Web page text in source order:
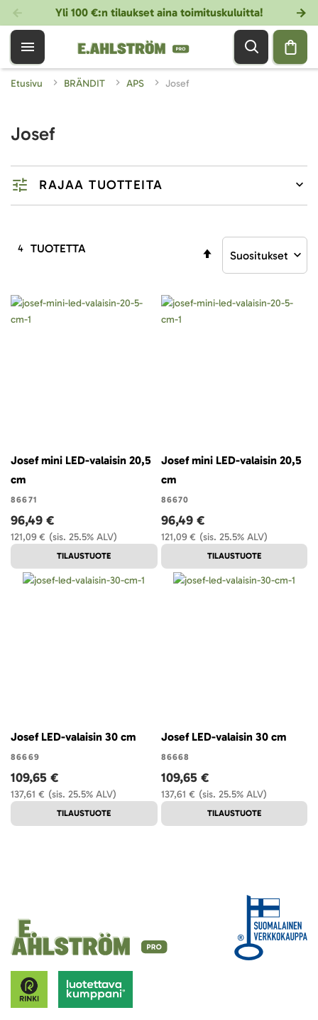
Yli 100 €:n tilaukset aina toimituskuluitta!
Etusivu BRÄNDIT APS Josef
Josef
4 TUOTETTA
Aseta
Josef mini LED-valaisin 20,5
cm
86671
(sis. 25.5% ALV)
121,09 €
96,49 €
TILAUSTUOTE
Josef mini LED-valaisin 20,5
cm
86670
(sis. 25.5% ALV)
121,09 €
96,49 €
TILAUSTUOTE
Josef LED-valaisin 30 cm
86669
(sis. 25.5% ALV)
137,61 €
109,65 €
TILAUSTUOTE
Josef LED-valaisin 30 cm
86668
(sis. 25.5% ALV)
137,61 €
109,65 €
TILAUSTUOTE
RAJAA TUOTTEITA